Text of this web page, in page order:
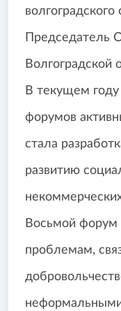
Председатель
Волгоградской
В текущем году
форумов
стала
развитию
Восьмой форум
проблемам,